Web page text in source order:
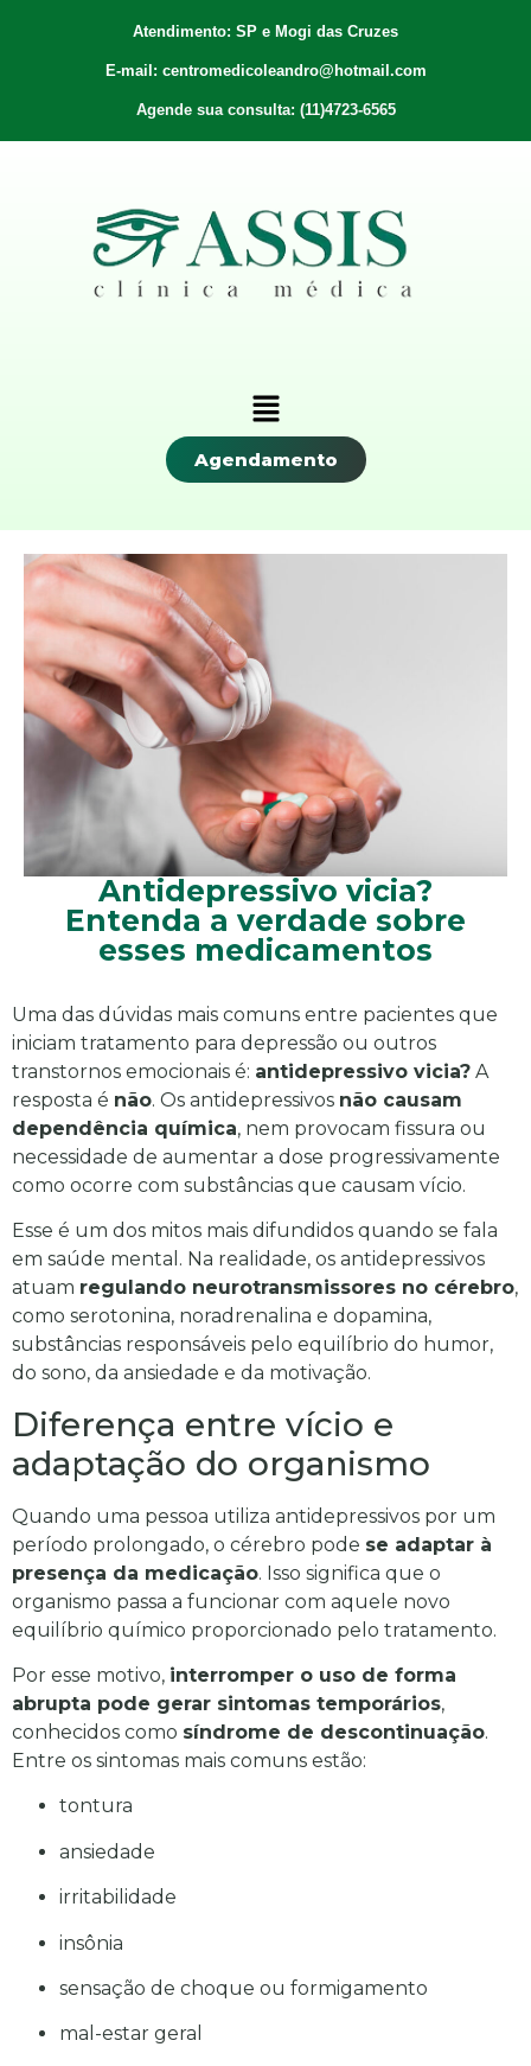
Atendimento: SP e Mogi das Cruzes
E-mail: centromedicoleandro@hotmail.com
Agende sua consulta: (11)4723-6565
Agendamento
Antidepressivo vicia?
Entenda a verdade sobre
esses medicamentos
Uma das dúvidas mais comuns entre pacientes que
iniciam tratamento para depressão ou outros
transtornos emocionais é: antidepressivo vicia? A
resposta é não. Os antidepressivos não causam
dependência química, nem provocam fissura ou
necessidade de aumentar a dose progressivamente
como ocorre com substâncias que causam vício.
Esse é um dos mitos mais difundidos quando se fala
em saúde mental. Na realidade, os antidepressivos
atuam regulando neurotransmissores no cérebro,
como serotonina, noradrenalina e dopamina,
substâncias responsáveis pelo equilíbrio do humor,
do sono, da ansiedade e da motivação.
Diferença entre vício e
adaptação do organismo
Quando uma pessoa utiliza antidepressivos por um
período prolongado, o cérebro pode se adaptar à
presença da medicação. Isso significa que o
organismo passa a funcionar com aquele novo
equilíbrio químico proporcionado pelo tratamento.
Por esse motivo, interromper o uso de forma
abrupta pode gerar sintomas temporários,
conhecidos como síndrome de descontinuação.
Entre os sintomas mais comuns estão:
tontura
ansiedade
irritabilidade
insônia
sensação de choque ou formigamento
mal-estar geral